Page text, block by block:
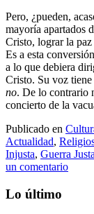
Pero, ¿pueden,
mayoría apartados
Cristo, lograr la
Es a esta
a lo que debiera
Cristo. Su voz
no. De lo contrario
concierto de la
Publicado en
Actualidad,
Injusta, Guerra
un comentario
Lo último